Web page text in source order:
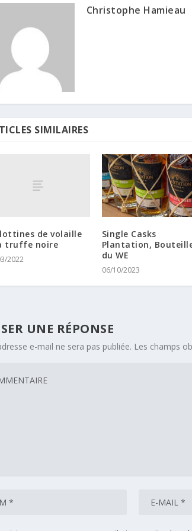
Christophe Hamieau
SIMILAIRES
de volaille
truffe noire
2022
Single Casks
Plantation,
du WE
06/10/2023
UNE RÉPONSE
e-mail ne sera pas publiée. Les champs